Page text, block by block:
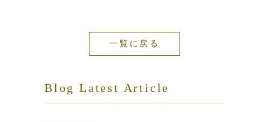
一覧に戻る
Blog Latest Article